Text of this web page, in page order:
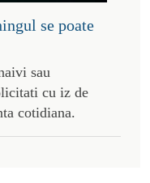
se poate
sau
cu iz de
cotidiana.